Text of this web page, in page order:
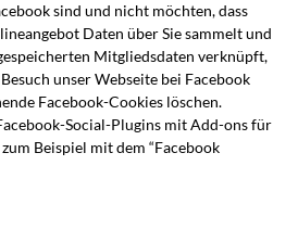
sind und nicht möchten, dass
Daten über Sie sammelt und
Mitgliedsdaten verknüpft,
unser Webseite bei Facebook
Facebook-Cookies löschen.
Social-Plugins mit Add-ons für
Beispiel mit dem “Facebook